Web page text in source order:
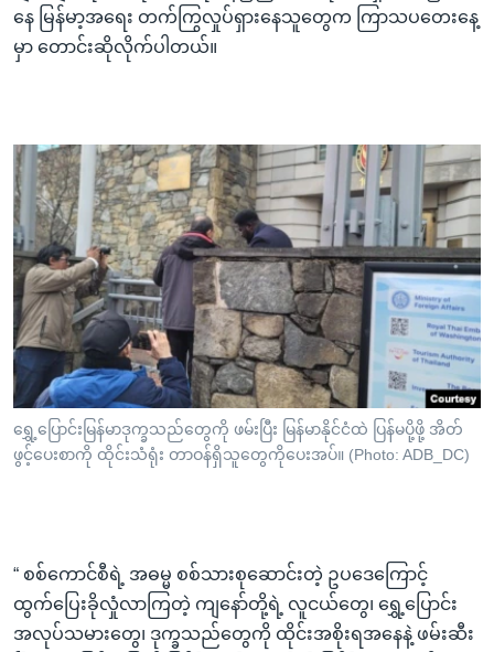
နေ မြန်မာ့အရေး တက်ကြွလှုပ်ရှားနေသူတွေက ကြာသပတေးနေ့
မှာ တောင်းဆိုလိုက်ပါတယ်။
ရွှေ့ပြောင်းမြန်မာဒုက္ခသည်တွေကို ဖမ်းပြီး မြန်မာနိုင်ငံထဲ ပြန်မပို့ဖို့ အိတ်
ဖွင့်ပေးစာကို ထိုင်းသံရုံး တာဝန်ရှိသူတွေကိုပေးအပ်။ (Photo: ADB_DC)
“ စစ်ကောင်စီရဲ့ အဓမ္မ စစ်သားစုဆောင်းတဲ့ ဥပဒေကြောင့်
ထွက်ပြေးခိုလှုံလာကြတဲ့ ကျနော်တို့ရဲ့ လူငယ်တွေ၊ ရွှေ့ပြောင်း
အလုပ်သမားတွေ၊ ဒုက္ခသည်တွေကို ထိုင်းအစိုးရအနေနဲ့ ဖမ်းဆီး